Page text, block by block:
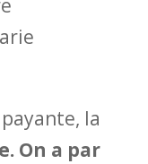
la
On a par